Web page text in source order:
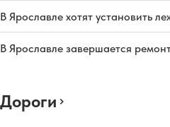
В Ярославле хотят установить
В Ярославле завершается
Дороги